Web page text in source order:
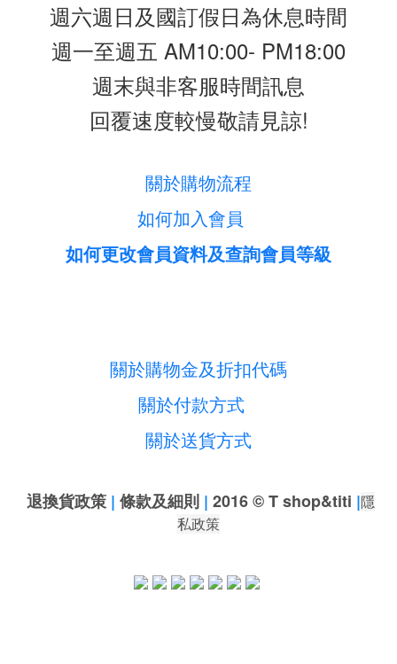
週六週日及國訂假日為休息時間
週一至週五 AM10:00- PM18:00
週末與非客服時間訊息
回覆速度較慢敬請見諒!
關於購物流程
如何加入會員
如何更改會員資料及查詢會員等級
關於購物金及折扣代碼
關於付款方式
關於送貨方式
退換貨政策 | 條款及細則 | 2016 © T shop&titi |隱
私政策